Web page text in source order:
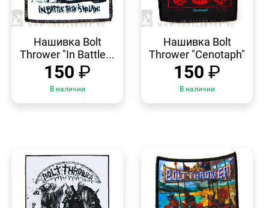
ПРОСМОТР
Нашивка Bolt
Thrower "In Battle...
150 ₽
В наличии
ПРОСМОТР
Нашивка Bolt
Thrower "Cenotaph"
150 ₽
В наличии